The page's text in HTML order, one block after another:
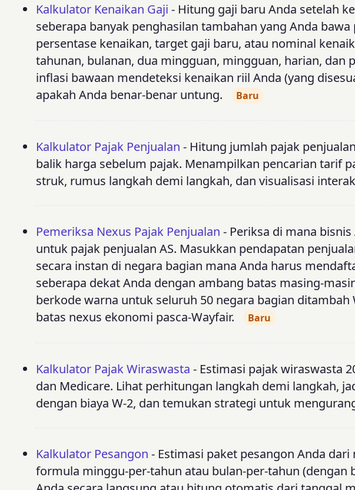
Kalkulator Kenaikan Gaji - Hitung gaji baru Anda setelah
seberapa banyak penghasilan tambahan yang Anda
persentase kenaikan, target gaji baru, atau nominal
tahunan, bulanan, dua mingguan, mingguan, harian, dan
inflasi bawaan mendeteksi kenaikan riil Anda (yang
apakah Anda benar-benar untung.
Baru
Kalkulator Pajak Penjualan - Hitung jumlah pajak
balik harga sebelum pajak. Menampilkan pencarian tarif
struk, rumus langkah demi langkah, dan visualisasi
Pemeriksa Nexus Pajak Penjualan - Periksa di mana
untuk pajak penjualan AS. Masukkan pendapatan
secara instan di negara bagian mana Anda harus
seberapa dekat Anda dengan ambang batas masing-
berkode warna untuk seluruh 50 negara bagian ditambah
batas nexus ekonomi pasca-Wayfair.
Baru
Kalkulator Pajak Wiraswasta - Estimasi pajak wiraswasta
dan Medicare. Lihat perhitungan langkah demi langkah,
dengan biaya W-2, dan temukan strategi untuk
Kalkulator Pesangon - Estimasi paket pesangon Anda
formula minggu-per-tahun atau bulan-per-tahun (dengan